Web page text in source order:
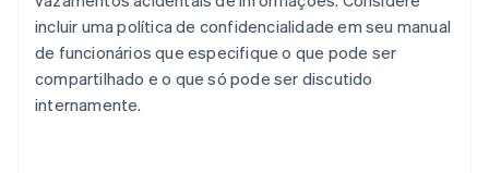
incluir uma política de confidencialidade em seu manual
de funcionários que especifique o que pode ser
compartilhado e o que só pode ser discutido
internamente.